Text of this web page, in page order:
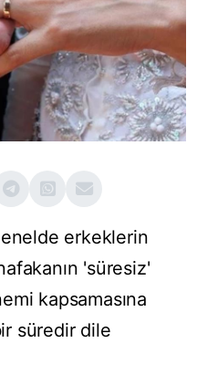
erkeklerin
'süresiz'
kapsamasına
süredir dile